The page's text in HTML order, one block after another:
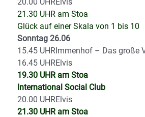
21.30 UHR am Stoa
Glück auf einer Skala von 1 bis 10
Sonntag 26.06
15.45 UHRImmenhof – Das große
16.45 UHRElvis
19.30 UHR am Stoa
International Social Club
20.00 UHRElvis
21.30 UHR am Stoa